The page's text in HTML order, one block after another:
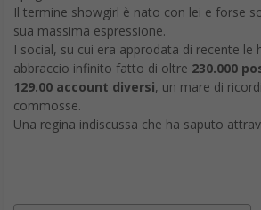
Il termine showgirl è nato con lei e forse
sua massima espressione.
I social, su cui era approdata di recente le
abbraccio infinito fatto di oltre 230.000
129.00 account diversi, un mare di
commosse.
Una regina indiscussa che ha saputo